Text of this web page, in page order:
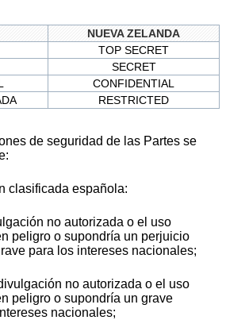
NUEVA ZELANDA
TOP SECRET
SECRET
CONFIDENTIAL
RESTRICTED
de seguridad de las Partes se
clasificada española:
no autorizada o el uso
peligro o supondría un perjuicio
para los intereses nacionales;
no autorizada o el uso
peligro o supondría un grave
nacionales;